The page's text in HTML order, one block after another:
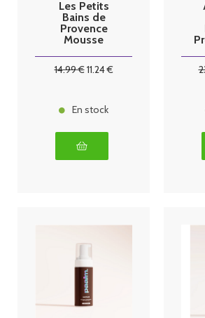
Les Petits
Bains de
Provence
Mousse
150 ml –
Éclatant
14.99€11.24€
En stock